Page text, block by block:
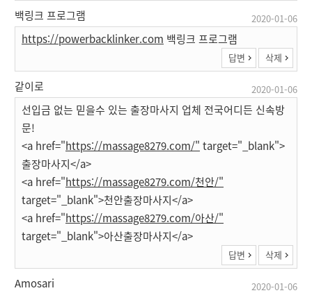
백링크 프로그램 2020-01-06
https://powerbacklinker.com 백링크 프로그램
답변 삭제
같이로 2020-01-06
선입금 없는 믿을수 있는 출장마사지 업체 전국어디든 신속방
문!
<a href="https://massage8279.com/" target="_blank">
출장마사지</a>
<a href="https://massage8279.com/천안/"
target="_blank">천안출장마사지</a>
<a href="https://massage8279.com/아산/"
target="_blank">아산출장마사지</a>
답변 삭제
Amosari 2020-01-06